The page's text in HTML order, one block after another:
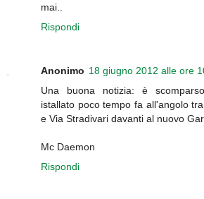
mai..
Rispondi
Anonimo 18 giugno 2012 alle ore
Una buona notizia: è
istallato poco tempo fa all'angolo
e Via Stradivari davanti al nuovo
Mc Daemon
Rispondi